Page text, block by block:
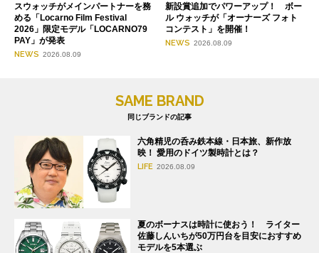
スウォッチがメインパートナーを務
める「Locarno Film Festival
2026」限定モデル「LOCARNO79
PAY」が発表
NEWS 2026.08.09
新設賞追加でパワーアップ！ ボー
ル ウォッチが「オーナーズ フォト
コンテスト」を開催！
NEWS 2026.08.09
SAME BRAND
同じブランドの記事
六角精児の呑み鉄本線・日本旅、新作放
映！ 愛用のドイツ製時計とは？
LIFE 2026.08.09
夏のボーナスは時計に使おう！ ライター
佐藤しんいちが50万円台を目安におすすめ
モデルを5本選ぶ